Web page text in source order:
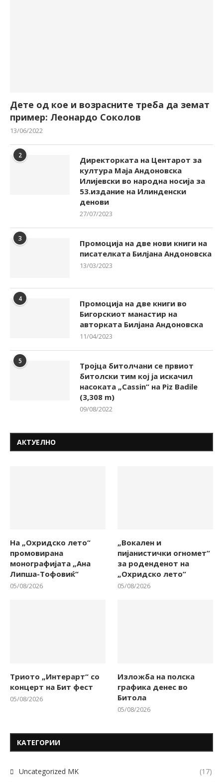
Дете од кое и возрасните треба да земат
пример: Леонардо Соколов
13/06/2022
2
Директорката на Центарот за
култура Маја Андоновска
Илијевски во народна носија за
53.издание на Илинденски
денови
27/07/2023
3
Промоција на две нови книги на
писателката Билјана Андоновска
13/03/2023
4
Промоција на две книги во
Бигорскиот манастир на
авторката Билјана Андоновска
11/04/2023
5
Тројца битолчани се првиот
битолски тим кој ја искачил
насоката „Cassin“ на Piz Badile
(3,308 m)
09/08/2022
АКТУЕЛНО
На „Охридско лето“
промовирана
монографијата „Ана
Липша-Тофовиќ“
05/08/2026
„Вокален и
пијанистички огномет“
за роденденот на
„Охридско лето“
05/08/2026
Триото „Интерарт“ со
концерт на Бит фест
05/08/2026
Изложба на полска
графика денес во
Битола
05/08/2026
КАТЕГОРИИ
Uncategorized MK (17)